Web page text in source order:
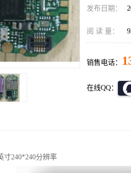
发布日期：
阅 读 量：
销售电话：
在线QQ：
寸240*240分辨率